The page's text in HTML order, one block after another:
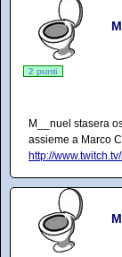
2 punti
M__nuel stasera
assieme a Marco
http://